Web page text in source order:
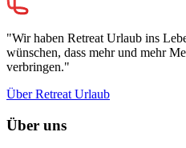
"Wir haben Retreat Urlaub ins
wünschen, dass mehr und mehr
verbringen."
Über Retreat Urlaub
Über uns